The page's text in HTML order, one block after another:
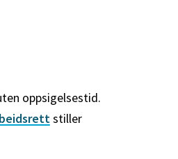
oppsigelsestid.
stiller